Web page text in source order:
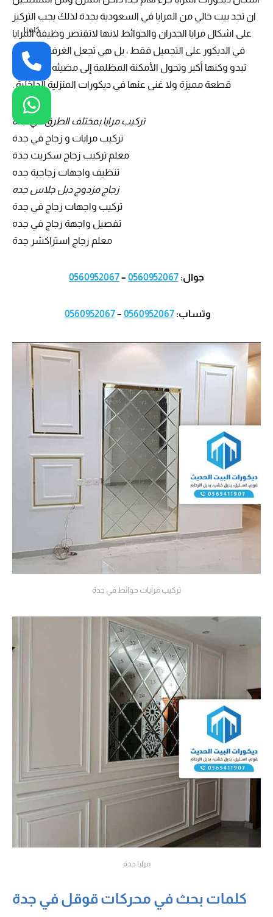
ان تجد بيت خالي من المرايا في السعودية بجدة لذلك يجب التركيز
على اشكال مرايا الجدران والحوائط لانها لاتقتصر وظيفة المرايا
في الديكور على التجميل فقط ، بل هي تجعل الغرفة الصغيرة
تبدو وكنها أكبر وتحول الأمكنة المظلمة إلى مضيئه ,علما بانها
قطعة مميزة ولا غنى عنها في ديكورات المنزلية الداخلية .
تركيب مرايا بمختلف الطرق في جدة
تركيب مرايات و زجاج في جدة
معلم تركيب زجاج سكريت جدة
تنظيف واجهات زجاجية جده
زجاج مزدوج دبل جلاس جده
تركيب واجهات زجاج في جدة
تفصيل واجهة زجاج في جده
معلم زجاج استراكشر جدة
جوال: 0560952067
–
0560952067
وتساب:0560952067
–
0560952067
تركيب مرايات حوائط في جدة
مرايا جدة
كلمات بحث في محركات قوقل في جدة
كلمنا